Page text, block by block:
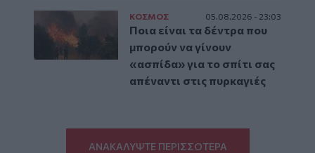
ΚΟΣΜΟΣ 05.08.2026 - 23:03
Ποια είναι τα δέντρα που
μπορούν να γίνουν
«ασπίδα» για το σπίτι σας
απέναντι στις πυρκαγιές
ΑΝΑΚΑΛΥΨΤΕ ΠΕΡΙΣΣΟΤΕΡΑ